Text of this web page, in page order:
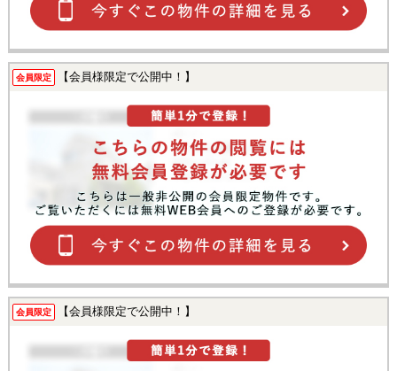
会員限定 【会員様限定で公開中！】
会員限定 【会員様限定で公開中！】